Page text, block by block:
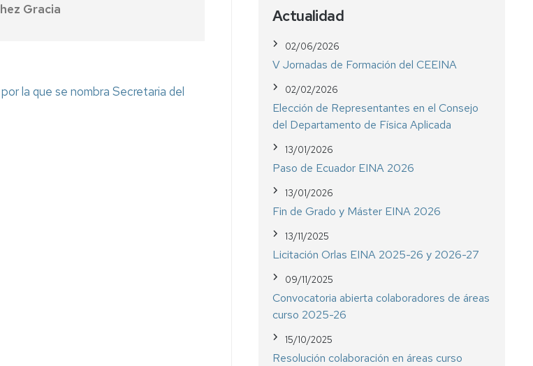
Gracia
la que se nombra Secretaria del
Actualidad
02/06/2026
V Jornadas de Formación del CEEINA
02/02/2026
Elección de Representantes en el Consejo
del Departamento de Física Aplicada
13/01/2026
Paso de Ecuador EINA 2026
13/01/2026
Fin de Grado y Máster EINA 2026
13/11/2025
Licitación Orlas EINA 2025-26 y 2026-27
09/11/2025
Convocatoria abierta colaboradores de áreas
curso 2025-26
15/10/2025
Resolución colaboración en áreas curso